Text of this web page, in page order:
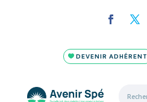
DEVENIR ADHÉRENT